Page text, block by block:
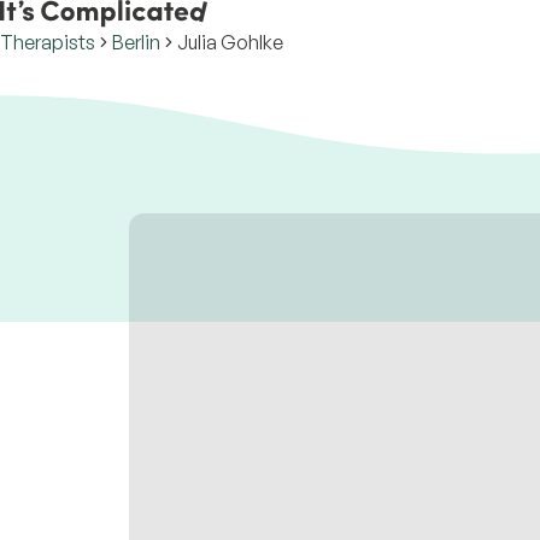
Therapists Berlin Julia Gohlke